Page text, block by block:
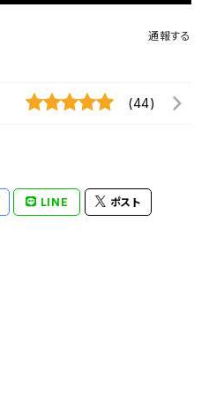
通報する
(44)
LINE ポスト